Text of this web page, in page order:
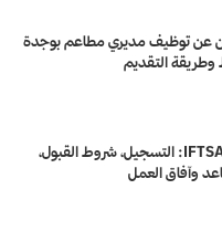
عن توظيف مديري مطاعم بوجدة
مباراة IFTSAU 2026-2027: التسجيل، شروط القبول،
وآفاق العمل